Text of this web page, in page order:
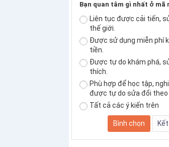
Bạn quan tâm gì nhất ở mã
Liên tục được cải tiến,
thế giới.
Được sử dụng miễn phí
tiền.
Được tự do khám phá,
thích.
Phù hợp để học tập,
được tự do sửa đổi theo
Tất cả các ý kiến trên